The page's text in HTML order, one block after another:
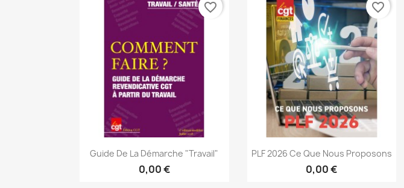
 Aperçu rapide
Guide De La Démarche "Travail"
0,00 €
favorite_border
Aperçu rapide
PLF 2026 Ce Que Nous Proposons
0,00 €
favorite_border